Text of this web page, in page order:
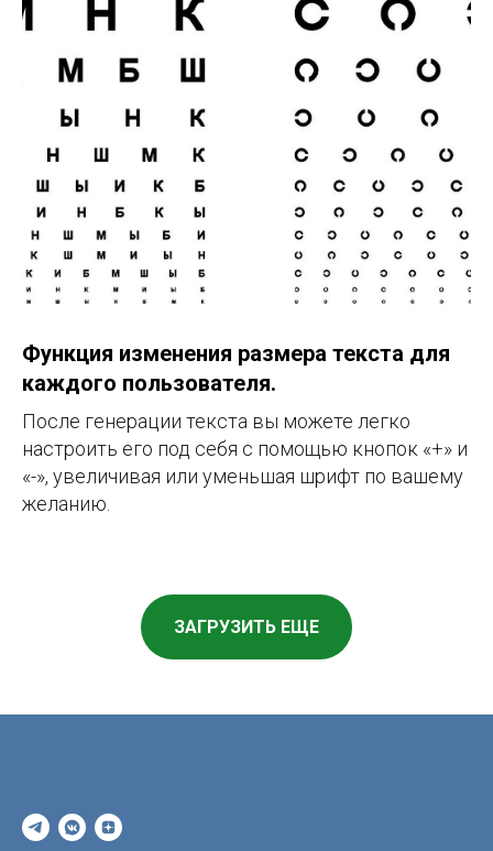
Функция изменения размера текста для
каждого пользователя.
После генерации текста вы можете легко
настроить его под себя с помощью кнопок «+» и
«-», увеличивая или уменьшая шрифт по вашему
желанию.
ЗАГРУЗИТЬ ЕЩЕ